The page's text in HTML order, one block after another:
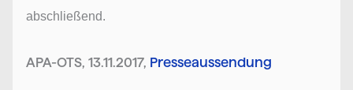
abschließend.
APA-OTS, 13.11.2017, Presseaussendung